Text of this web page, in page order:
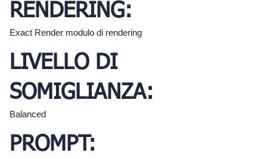
RENDERING:
Exact Render modulo di rendering
LIVELLO DI
SOMIGLIANZA:
Balanced
PROMPT: